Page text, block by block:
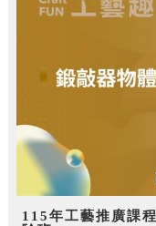
115年工藝推廣課